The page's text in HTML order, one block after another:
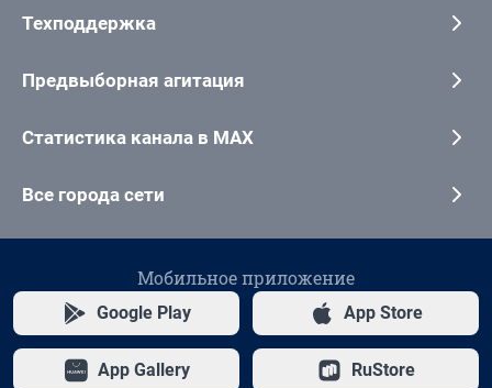
Техподдержка
Предвыборная агитация
Статистика канала в MAX
Все города сети
Мобильное приложение
Google Play App Store
App Gallery RuStore